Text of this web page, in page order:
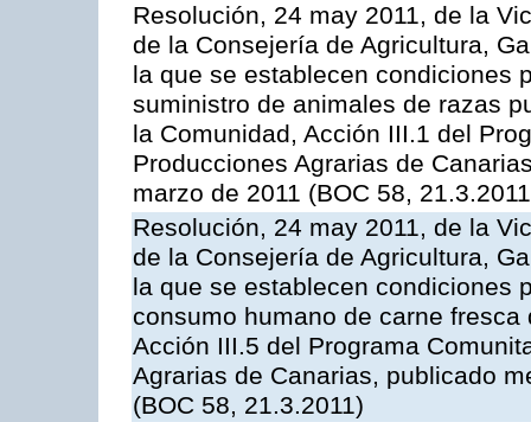
Resolución, 24 may 2011, de la
de la Consejería de Agricultura,
la que se establecen condiciones
suministro de animales de razas
la Comunidad, Acción III.1 del
Producciones Agrarias de
marzo de 2011 (BOC 58,
Resolución, 24 may 2011, de la
de la Consejería de Agricultura,
la que se establecen condiciones
consumo humano de carne
Acción III.5 del Programa
Agrarias de Canarias, publicado
(BOC 58, 21.3.2011)